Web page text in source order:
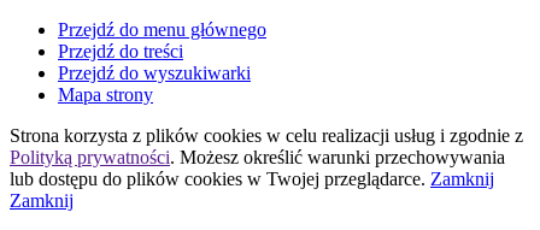
Przejdź do menu głównego
Przejdź do treści
Przejdź do wyszukiwarki
Mapa strony
Strona korzysta z plików cookies w celu realizacji usług i zgodnie z
Polityką prywatności. Możesz określić warunki przechowywania
lub dostępu do plików cookies w Twojej przeglądarce. Zamknij
Zamknij